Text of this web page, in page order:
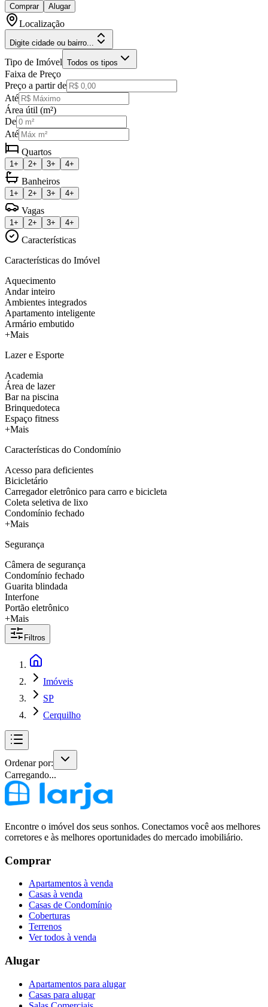
Comprar Alugar
Localização
Digite cidade ou bairro...
Tipo de Imóvel Todos os tipos
Faixa de Preço
Preço a partir de
Até
Área útil (m²)
De
Até
Quartos
1+ 2+ 3+ 4+
Banheiros
1+ 2+ 3+ 4+
Vagas
1+ 2+ 3+ 4+
Características
Características do Imóvel
Aquecimento
Andar inteiro
Ambientes integrados
Apartamento inteligente
Armário embutido
+Mais
Lazer e Esporte
Academia
Área de lazer
Bar na piscina
Brinquedoteca
Espaço fitness
+Mais
Características do Condomínio
Acesso para deficientes
Bicicletário
Carregador eletrônico para carro e bicicleta
Coleta seletiva de lixo
Condomínio fechado
+Mais
Segurança
Câmera de segurança
Condomínio fechado
Guarita blindada
Interfone
Portão eletrônico
+Mais
Filtros
Imóveis
SP
Cerquilho
Ordenar por:
Carregando...
Encontre o imóvel dos seus sonhos. Conectamos você aos melhores
corretores e às melhores oportunidades do mercado imobiliário.
Comprar
Apartamentos à venda
Casas à venda
Casas de Condomínio
Coberturas
Terrenos
Ver todos à venda
Alugar
Apartamentos para alugar
Casas para alugar